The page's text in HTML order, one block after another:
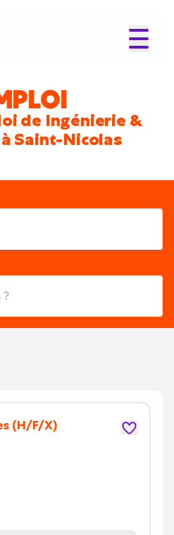
de Ingénierie &
Saint-Nicolas
(H/F/X)